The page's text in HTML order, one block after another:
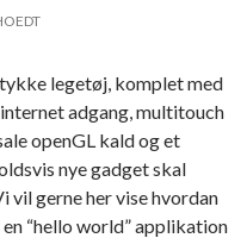
legetøj, komplet med
adgang, multitouch
openGL kald og et
nye gadget skal
vil gerne her vise hvordan
“hello world” applikation